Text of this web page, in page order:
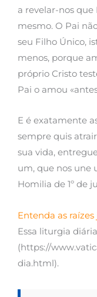
a revelar-nos que
mesmo. O Pai
seu Filho Único,
menos, porque
próprio Cristo
Pai o amou
E é exatamente
sempre quis
sua vida,
um, que nos une
Homilia de 1º de
Entenda as
Essa liturgia
(https://
dia.html).